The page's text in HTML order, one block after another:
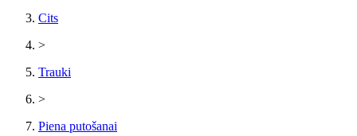
Cits
>
Trauki
>
Piena putošanai